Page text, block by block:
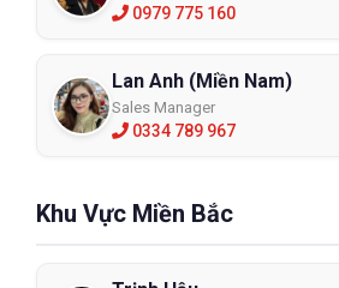
0979 775 160
Lan Anh (Miền Nam)
Sales Manager
0334 789 967
Khu Vực Miền Bắc